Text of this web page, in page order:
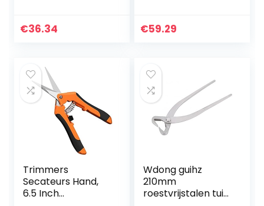
Gardening Branch
€36.34
Branch Cutter
€59.29
Trimmers
Secateurs Hand,
6.5 Inch
Wdong guihz
210mm
roestvrijstalen tuin